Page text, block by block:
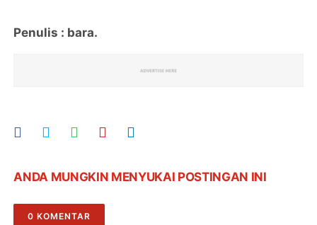
Penulis : bara.
ANDA MUNGKIN MENYUKAI POSTINGAN INI
0 KOMENTAR